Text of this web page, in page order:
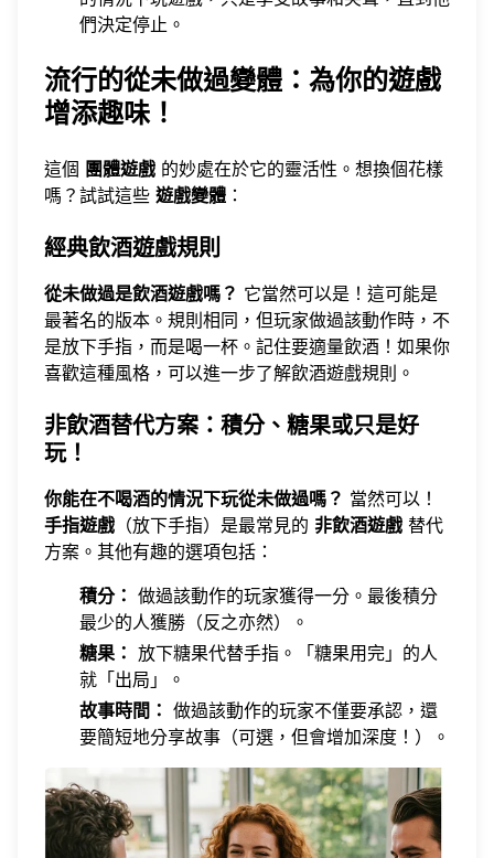
們決定停止。
流行的從未做過變體：為你的遊戲
增添趣味！
這個 團體遊戲 的妙處在於它的靈活性。想換個花樣
嗎？試試這些 遊戲變體 ：
經典飲酒遊戲規則
從未做過是飲酒遊戲嗎？ 它當然可以是！這可能是
最著名的版本。規則相同，但玩家做過該動作時，不
是放下手指，而是喝一杯。記住要適量飲酒！如果你
喜歡這種風格，可以進一步了解飲酒遊戲規則 。
非飲酒替代方案：積分、糖果或只是好
玩！
你能在不喝酒的情況下玩從未做過嗎？ 當然可以！
手指遊戲 （放下手指）是最常見的 非飲酒遊戲 替代
方案。其他有趣的選項包括：
積分： 做過該動作的玩家獲得一分。最後積分
最少的人獲勝（反之亦然）。
糖果： 放下糖果代替手指。「糖果用完」的人
就「出局」。
故事時間： 做過該動作的玩家不僅要承認，還
要簡短地分享故事（可選，但會增加深度！）。